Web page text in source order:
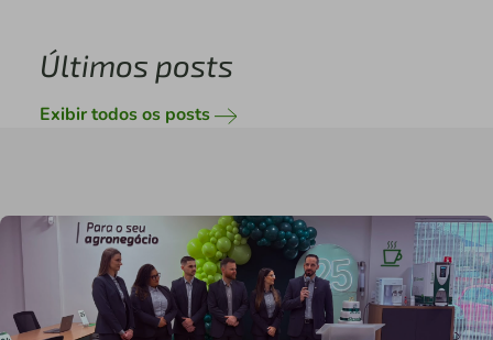
Últimos posts
Exibir todos os posts